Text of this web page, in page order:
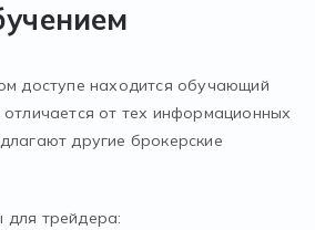
доступе находится обучающий
от тех информационных
другие брокерские
для трейдера: